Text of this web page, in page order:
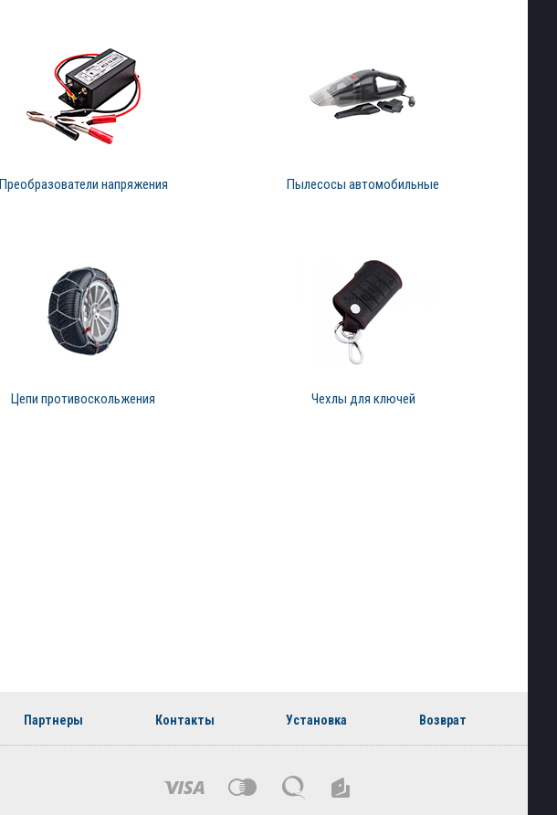
Преобразователи напряжения Пылесосы автомобильные
Цепи противоскольжения Чехлы для ключей
Партнеры Контакты Установка Возврат